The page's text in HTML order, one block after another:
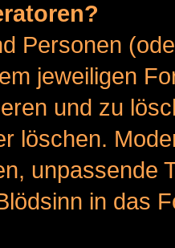
Personen
jeweiligen
und zu
löschen.
unpassende
in das